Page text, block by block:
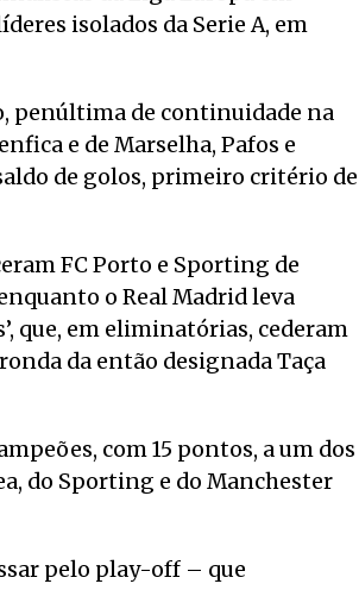
isolados da Serie A, em
penúltima de continuidade na
e de Marselha, Pafos e
de golos, primeiro critério de
FC Porto e Sporting de
o Real Madrid leva
que, em eliminatórias, cederam
da então designada Taça
com 15 pontos, a um dos
do Sporting e do Manchester
pelo play-off – que